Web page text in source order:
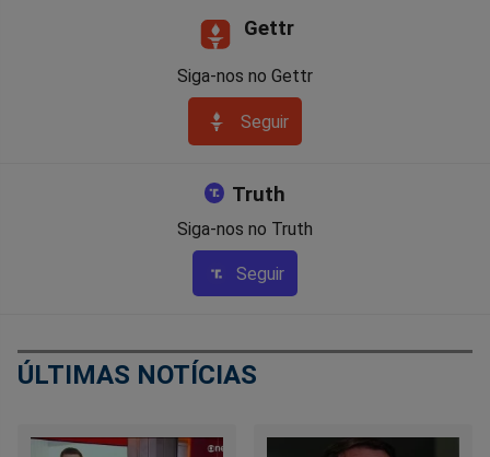
Gettr
Siga-nos no Gettr
Seguir
Truth
Siga-nos no Truth
Seguir
ÚLTIMAS NOTÍCIAS